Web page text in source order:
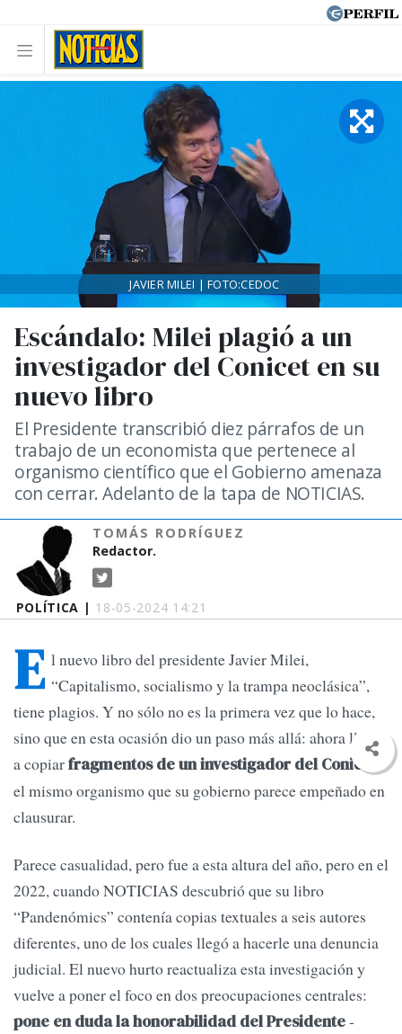
POLÍTICA | 18-05-2024 14:21
Escándalo: Milei plagió a un
investigador del Conicet en su
nuevo libro
El Presidente transcribió diez párrafos de un
trabajo de un economista que pertenece al
organismo científico que el Gobierno amenaza
con cerrar. Adelanto de la tapa de NOTICIAS.
TOMÁS RODRÍGUEZ
Redactor.
JAVIER MILEI | FOTO:CEDOC
E l nuevo libro del presidente Javier Milei,
“Capitalismo, socialismo y la trampa neoclásica”,
tiene plagios. Y no sólo no es la primera vez que lo hace,
sino que en esta ocasión dio un paso más allá: ahora llegó
a copiarfragmentos de un investigador del Conicet ,
el mismo organismo que su gobierno parece empeñado en
clausurar.
Parece casualidad, pero fue a esta altura del año, pero en el
2022, cuando NOTICIAS descubrió que su libro
“Pandenómics” contenía copias textuales a seis autores
diferentes, uno de los cuales llegó a hacerle una denuncia
judicial. El nuevo hurto reactualiza esta investigación y
vuelve a poner el foco en dos preocupaciones centrales:
pone en duda la honorabilidad del Presidente-